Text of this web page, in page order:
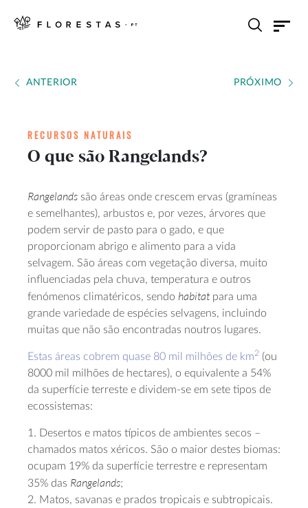
ANTERIOR PRÓXIMO
RECURSOS NATURAIS
O que são Rangelands?
Rangelands são áreas onde crescem ervas (gramíneas
e semelhantes), arbustos e, por vezes, árvores que
podem servir de pasto para o gado, e que
proporcionam abrigo e alimento para a vida
selvagem. São áreas com vegetação diversa, muito
influenciadas pela chuva, temperatura e outros
fenómenos climatéricos, sendo habitatpara uma
grande variedade de espécies selvagens, incluindo
muitas que não são encontradas noutros lugares.
Estas áreas cobrem quase 80 mil milhões de km2 (ou
8000 mil milhões de hectares), o equivalente a 54%
da superfície terreste e dividem-se em sete tipos de
ecossistemas:
1. Desertos e matos típicos de ambientes secos –
chamados matos xéricos. São o maior destes biomas:
ocupam 19% da superfície terrestre e representam
35% das Rangelands;
2. Matos, savanas e prados tropicais e subtropicais.